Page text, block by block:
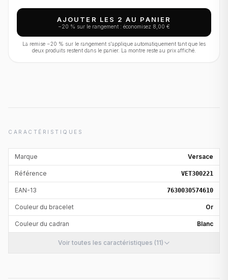
AJOUTER LES 2 AU PANIER
−20 % sur le rangement : économisez 8,00 €
La remise −20 % sur le rangement s'applique automatiquement tant que les
deux produits restent dans le panier. La montre reste au prix affiché.
CARACTÉRISTIQUES
Marque Versace
Référence VET300221
EAN-13 7630030574610
Couleur du bracelet Or
Couleur du cadran Blanc
Voir toutes les caractéristiques (11)